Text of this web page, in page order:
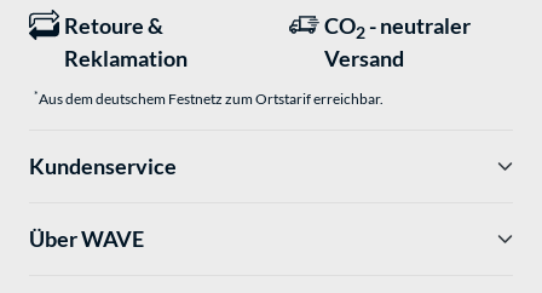
Retoure &
Reklamation
CO2 - neutraler
Versand
*Aus dem deutschem Festnetz zum Ortstarif erreichbar.
Kundenservice
Über WAVE